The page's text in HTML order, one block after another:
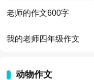
老师的作文600字
我的老师四年级作文
动物作文